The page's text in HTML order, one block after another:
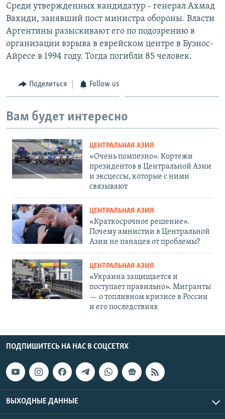
Среди утвержденных кандидатур - генерал Ахмад
Вахиди, занявший пост министра обороны. Власти
Аргентины разыскивают его по подозрению в
организации взрыва в еврейском центре в Буэнос-
Айресе в 1994 году. Тогда погибли 85 человек.
Поделиться Follow us
Вам будет интересно
ЦЕНТРАЛЬНАЯ АЗИЯ
«Очень помпезно». Кортежи
президентов в Центральной Азии
и эксцессы, которые с ними
связывают
ЦЕНТРАЛЬНАЯ АЗИЯ
«Краткосрочное решение».
Почему амнистии в Центральной
Азии не панацея от проблемы?
ЦЕНТРАЛЬНАЯ АЗИЯ
«Украина защищается и
поступает правильно». Мигранты
— о топливном кризисе в России
и его последствиях
ПОДПИШИТЕСЬ НА НАС В СОЦСЕТЯХ
ВЫХОДНЫЕ ДАННЫЕ